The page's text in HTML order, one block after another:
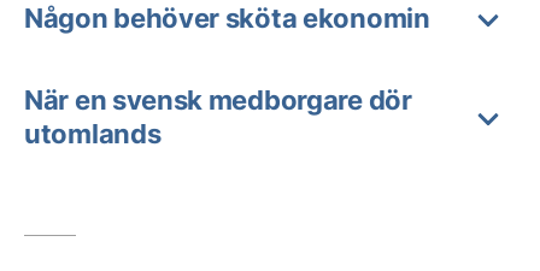
Någon behöver sköta ekonomin
När en svensk medborgare dör
utomlands